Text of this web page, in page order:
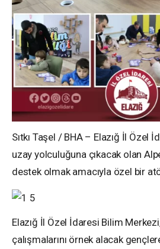
Sıtkı Taşel / BHA – Elazığ İl Özel
uzay yolculuğuna çıkacak olan
destek olmak amacıyla özel bir
Elazığ İl Özel İdaresi Bilim
çalışmalarını örnek alacak